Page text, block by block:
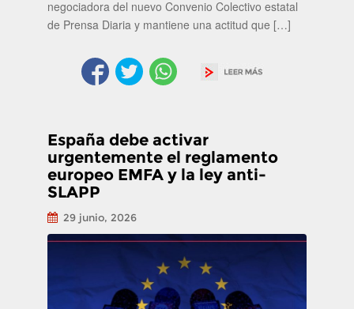
negociadora del nuevo Convenio Colectivo estatal
de Prensa Diaria y mantiene una actitud que […]
España debe activar
urgentemente el reglamento
europeo EMFA y la ley anti-
SLAPP
29 junio, 2026